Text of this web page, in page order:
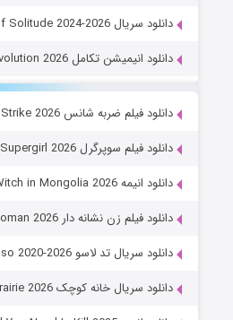
دانلود سریال One Hundred Years of Solitude 2024-2026
دانلود انیمیشن تکامل Evolution 2026
دانلود فیلم ضربه شانس Lucky Strike 2026
دانلود فیلم سوپرگرل Supergirl 2026
دانلود انیمه Jaadugar: A Witch in Mongolia 2026
دانلود فیلم زن نشانه دار The Marked Woman 2026
دانلود سریال تد لاسو Ted Lasso 2020-2026
دانلود سریال خانه کوچک Little House on the Prairie 2026